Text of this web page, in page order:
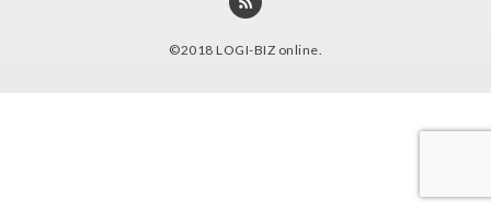
©2018 LOGI-BIZ online